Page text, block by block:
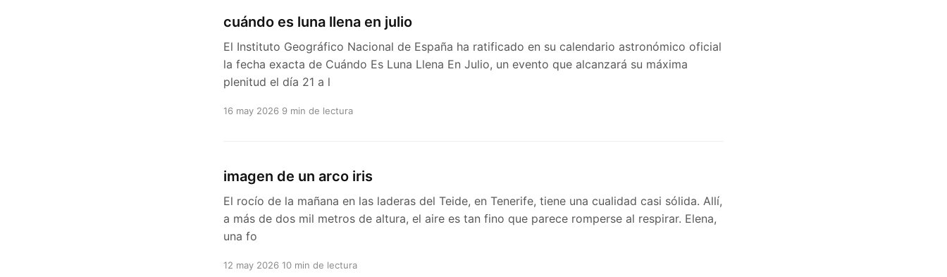
cuándo es luna llena en julio
El Instituto Geográfico Nacional de España ha ratificado en su calendario astronómico oficial
la fecha exacta de Cuándo Es Luna Llena En Julio, un evento que alcanzará su máxima
plenitud el día 21 a l
16 may 2026 9 min de lectura
imagen de un arco iris
El rocío de la mañana en las laderas del Teide, en Tenerife, tiene una cualidad casi sólida. Allí,
a más de dos mil metros de altura, el aire es tan fino que parece romperse al respirar. Elena,
una fo
12 may 2026 10 min de lectura